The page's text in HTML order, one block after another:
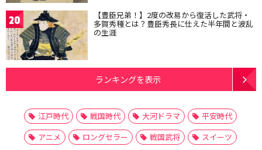
20 【豊臣兄弟！】2度の改易から復活した武将・
多賀秀種とは？豊臣秀長に仕えた半年間と波乱
の生涯
ランキングを表示
江戸時代 戦国時代 大河ドラマ
平安時代
アニメ
ロングセラー 戦国武将
スイーツ